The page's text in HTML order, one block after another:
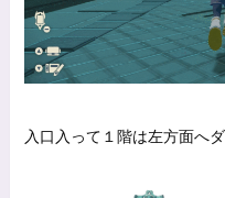
入口入って１階は左方面へダ